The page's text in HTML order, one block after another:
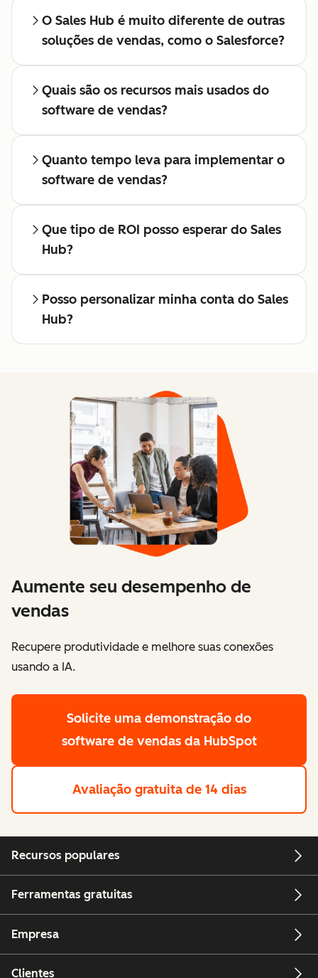
O Sales Hub é muito diferente de outras
soluções de vendas, como o Salesforce?
Quais são os recursos mais usados do
software de vendas?
Quanto tempo leva para implementar o
software de vendas?
Que tipo de ROI posso esperar do Sales
Hub?
Posso personalizar minha conta do Sales
Hub?
Aumente seu desempenho de
vendas
Recupere produtividade e melhore suas conexões
usando a IA.
Solicite uma demonstração do
software de vendas da HubSpot
Avaliação gratuita de 14 dias
Recursos populares
Ferramentas gratuitas
Empresa
Clientes